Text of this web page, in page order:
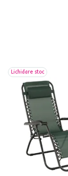
Lichidare stoc